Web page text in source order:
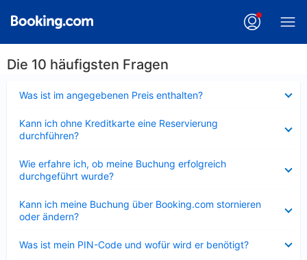
Die 10 häufigsten Fragen
Was ist im angegebenen Preis enthalten?
Kann ich ohne Kreditkarte eine Reservierung
durchführen?
Wie erfahre ich, ob meine Buchung erfolgreich
durchgeführt wurde?
Kann ich meine Buchung über Booking.com stornieren
oder ändern?
Was ist mein PIN-Code und wofür wird er benötigt?